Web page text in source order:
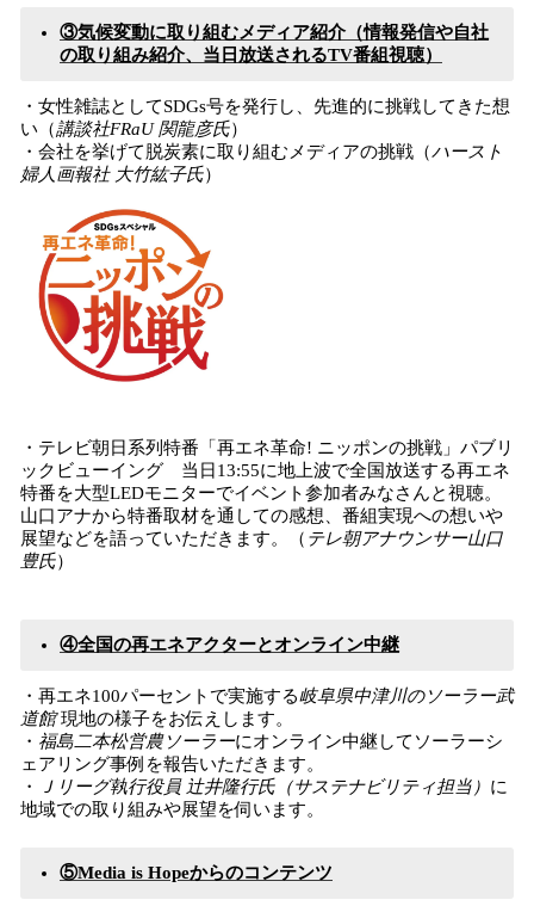
③気候変動に取り組むメディア紹介（情報発信や自社
の取り組み紹介、当日放送されるTV番組視聴）
・女性雑誌としてSDGs号を発行し、先進的に挑戦してきた想
い（講談社FRaU 関龍彦氏）
・会社を挙げて脱炭素に取り組むメディアの挑戦（ハースト
婦人画報社 大竹紘子氏）
・テレビ朝日系列特番「再エネ革命! ニッポンの挑戦」パブリ
ックビューイング 当日13:55に地上波で全国放送する再エネ
特番を大型LEDモニターでイベント参加者みなさんと視聴。
山口アナから特番取材を通しての感想、番組実現への想いや
展望などを語っていただきます。（ テレ朝アナウンサー山口
豊氏）
④全国の再エネアクターとオンライン中継
・再エネ100パーセントで実施する岐阜県中津川のソーラー武
道館現地の様子をお伝えします。
・ 福島二本松営農ソーラーにオンライン中継してソーラーシ
ェアリング事例を報告いただきます。
・
Ｊリーグ執行役員 辻井隆行氏（サステナビリティ担当） に
地域での取り組みや展望を伺います。
⑤Media is Hopeからのコンテンツ